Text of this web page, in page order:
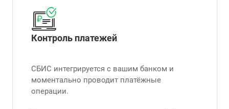
Контроль платежей
СБИС интегрируется с вашим банком и
моментально проводит платёжные
операции.